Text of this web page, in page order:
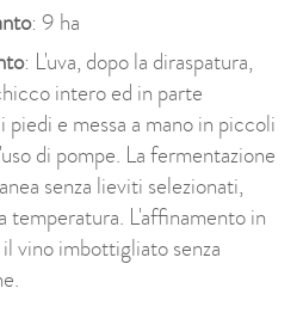
: 9 ha
: L'uva, dopo la diraspatura,
intero ed in parte
e messa a mano in piccoli
di pompe. La fermentazione
senza lieviti selezionati,
temperatura. L'affinamento in
vino imbottigliato senza